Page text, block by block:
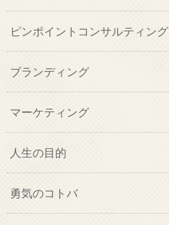
ピンポイントコンサルティング
ブランディング
マーケティング
人生の目的
勇気のコトバ